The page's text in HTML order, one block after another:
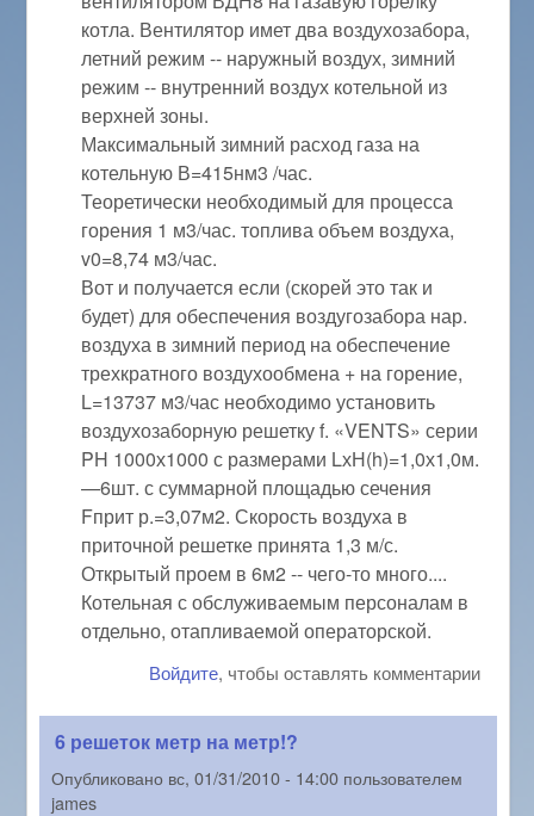
котла. Вентилятор имет два воздухозабора,
летний режим -- наружный воздух, зимний
режим -- внутренний воздух котельной из
верхней зоны.
Максимальный зимний расход газа на
котельную В=415нм3 /час.
Теоретически необходимый для процесса
горения 1 м3/час. топлива объем воздуха,
v0=8,74 м3/час.
Вот и получается если (скорей это так и
будет) для обеспечения воздугозабора нар.
воздуха в зимний период на обеспечение
трехкратного воздухообмена + на горение,
L=13737 м3/час необходимо установить
воздухозаборную решетку f. «VENTS» серии
PH 1000х1000 с размерами LхН(h)=1,0х1,0м.
—6шт. с суммарной площадью сечения
Fприт р.=3,07м2. Скорость воздуха в
приточной решетке принята 1,3 м/с.
Открытый проем в 6м2 -- чего-то много....
Котельная с обслуживаемым персоналам в
отдельно, отапливаемой операторской.
Войдите, чтобы оставлять комментарии
6 решеток метр на метр!?
Опубликовано вс, 01/31/2010 - 14:00 пользователем
james